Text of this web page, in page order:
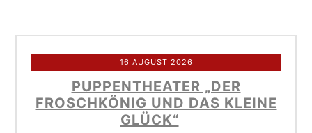
16 AUGUST 2026
PUPPENTHEATER „DER
FROSCHKÖNIG UND DAS KLEINE
GLÜCK“